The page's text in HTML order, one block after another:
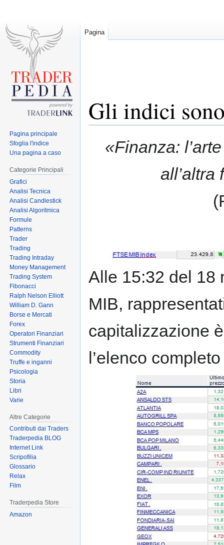
Gli indici
«Finanza:
all’altra
Alle 15:32 del 18
MIB,
capitalizzazione
l’elenco
Pagina
Pagina principale
Sfoglia l'indice
Una pagina a caso
Categorie Principali
Grafici
Analisi Tecnica
Analisi Candlestick
Analisi Algoritmica
Formule
Patterns
Trader
Trading
Trading Intraday
Money Management
Trading System
Fibonacci
Ralph Nelson Elliott
William D. Gann
Borse e Mercati
Forex
Operatori Finanziari
Strumenti Finanziari
Commodity
Truffe e inganni
Psicologia
Storia
Libri
Varie
Altre Categorie
Contributi dai Traders
Traderpedia BLOG
Internet Link
Scripofilia
Glossario
Relax
Film
Traderpedia Store
Amazon